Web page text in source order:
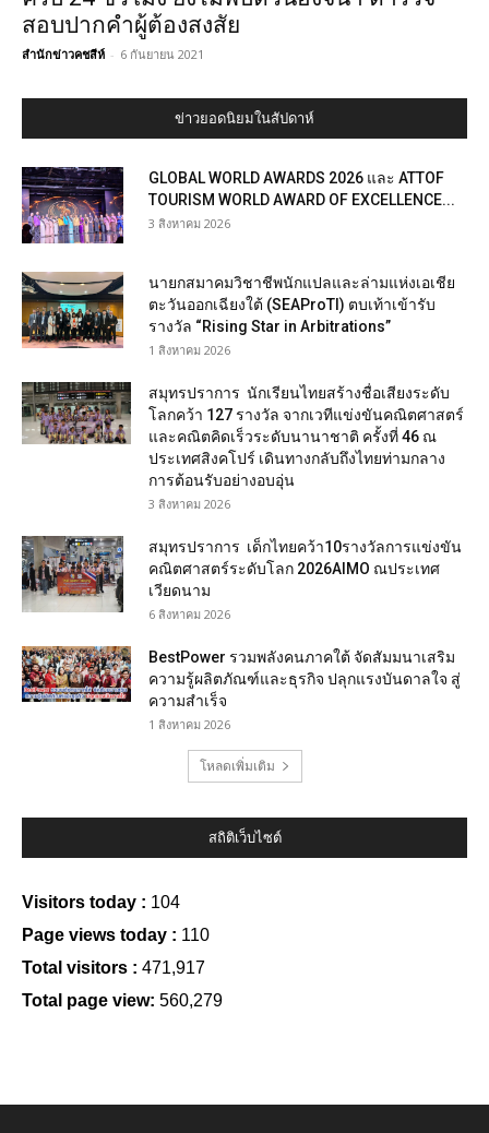
สอบปากคำผู้ต้องสงสัย
สำนักข่าวคชสีห์ - 6 กันยายน 2021
ข่าวยอดนิยมในสัปดาห์
GLOBAL WORLD AWARDS 2026 และ ATTOF
TOURISM WORLD AWARD OF EXCELLENCE...
3 สิงหาคม 2026
นายกสมาคมวิชาชีพนักแปลและล่ามแห่งเอเชีย
ตะวันออกเฉียงใต้ (SEAProTI) ตบเท้าเข้ารับ
รางวัล “Rising Star in Arbitrations”
1 สิงหาคม 2026
สมุทรปราการ นักเรียนไทยสร้างชื่อเสียงระดับ
โลกคว้า 127 รางวัล จากเวทีแข่งขันคณิตศาสตร์
และคณิตคิดเร็วระดับนานาชาติ ครั้งที่ 46 ณ
ประเทศสิงคโปร์ เดินทางกลับถึงไทยท่ามกลาง
การต้อนรับอย่างอบอุ่น
3 สิงหาคม 2026
สมุทรปราการ เด็กไทยคว้า10รางวัลการแข่งขัน
คณิตศาสตร์ระดับโลก 2026AIMO ณประเทศ
เวียดนาม
6 สิงหาคม 2026
BestPower รวมพลังคนภาคใต้ จัดสัมมนาเสริม
ความรู้ผลิตภัณฑ์และธุรกิจ ปลุกแรงบันดาลใจ สู่
ความสำเร็จ
1 สิงหาคม 2026
โหลดเพิ่มเติม
สถิติเว็บไซต์
Visitors today : 104
Page views today : 110
Total visitors : 471,917
Total page view: 560,279